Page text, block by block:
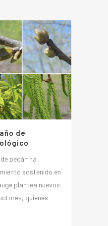
de
pecán ha
sostenido en
plantea nuevos
quienes